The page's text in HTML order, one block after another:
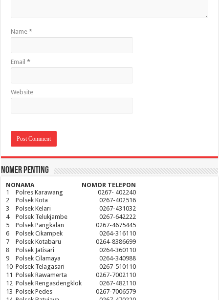
Name*
Email*
Website
Nomer Penting
NONAMA
NOMOR TELEPON
1
Polres Karawang
0267- 402240
2
Polsek Kota
0267-402516
3
Polsek Kelari
0267-431032
4
Polsek Telukjambe
0267-642222
5
Polsek Pangkalan
0267-4675445
6
Polsek Cikampek
0264-316110
7
Polsek Kotabaru
0264-8386699
8
Polsek Jatisari
0264-360110
9
Polsek Cilamaya
0264-340988
10 Polsek Telagasari
0267-510110
11 Polsek Rawamerta
0267-7002110
12 Polsek Rengasdengklok
0267-482110
13 Polsek Pedes
0267-7006579